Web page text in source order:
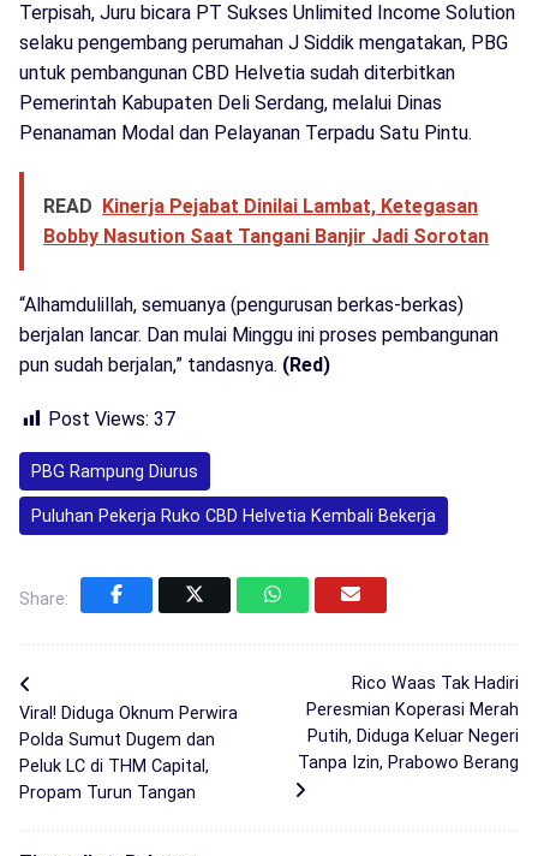
Terpisah, Juru bicara PT Sukses Unlimited Income Solution
selaku pengembang perumahan J Siddik mengatakan, PBG
untuk pembangunan CBD Helvetia sudah diterbitkan
Pemerintah Kabupaten Deli Serdang, melalui Dinas
Penanaman Modal dan Pelayanan Terpadu Satu Pintu.
READ Kinerja Pejabat Dinilai Lambat, Ketegasan
Bobby Nasution Saat Tangani Banjir Jadi Sorotan
“Alhamdulillah, semuanya (pengurusan berkas-berkas)
berjalan lancar. Dan mulai Minggu ini proses pembangunan
pun sudah berjalan,” tandasnya. (Red)
Post Views: 37
PBG Rampung Diurus
Puluhan Pekerja Ruko CBD Helvetia Kembali Bekerja
Share:
Viral! Diduga Oknum Perwira
Polda Sumut Dugem dan
Peluk LC di THM Capital,
Propam Turun Tangan
Rico Waas Tak Hadiri
Peresmian Koperasi Merah
Putih, Diduga Keluar Negeri
Tanpa Izin, Prabowo Berang